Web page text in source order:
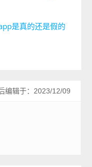
是真的还是假的
编辑于：2023/12/09